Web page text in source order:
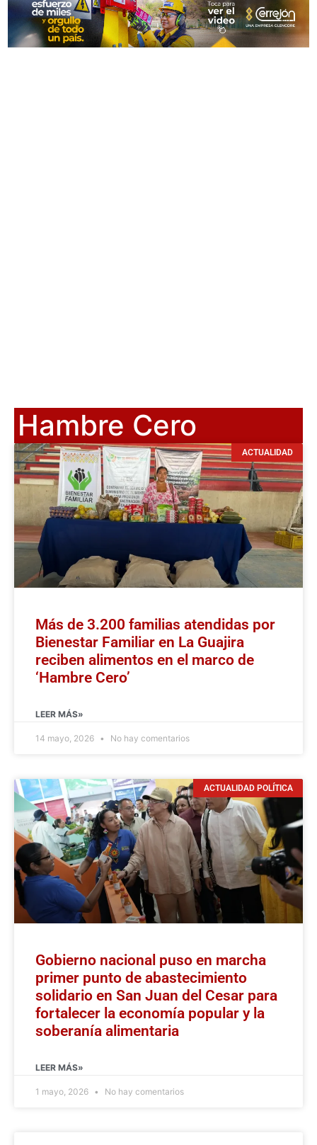
Hambre Cero
ACTUALIDAD
Más de 3.200 familias atendidas por
Bienestar Familiar en La Guajira
reciben alimentos en el marco de
‘Hambre Cero’
LEER MÁS»
14 mayo, 2026 No hay comentarios
ACTUALIDAD POLÍTICA
Gobierno nacional puso en marcha
primer punto de abastecimiento
solidario en San Juan del Cesar para
fortalecer la economía popular y la
soberanía alimentaria
LEER MÁS»
1 mayo, 2026 No hay comentarios